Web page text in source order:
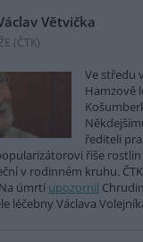
Větvička
(ČTK)
Ve středu
Hamzově
řediteli
říše
v rodinném kruhu.
úmrtí upozornil
léčebny Václava